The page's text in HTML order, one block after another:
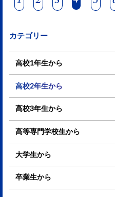
カテゴリー
高校1年生から
高校2年生から
高校3年生から
高等専門学校生から
大学生から
卒業生から